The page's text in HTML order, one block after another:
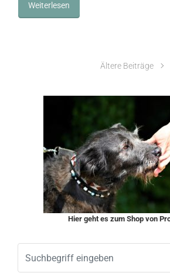
Weiterlesen
Ältere Beiträge
Hier geht es zum Shop von